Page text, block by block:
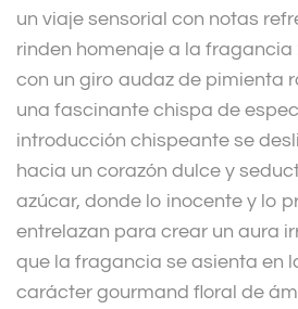
un viaje sensorial con notas
rinden homenaje a la fragancia
con un giro audaz de pimienta
una fascinante chispa de
introducción chispeante se
hacia un corazón dulce y
azúcar, donde lo inocente y lo
entrelazan para crear un aura
que la fragancia se asienta en
carácter gourmand floral de